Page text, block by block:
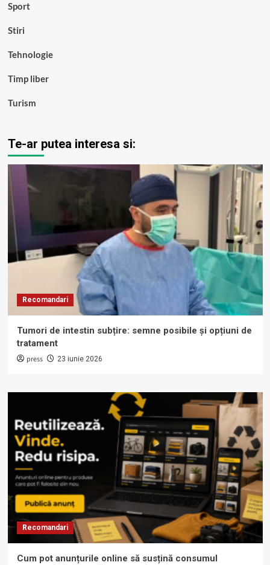
Sport
Stiri
Tehnologie
Timp liber
Turism
Te-ar putea interesa si:
Recomandari
Tumori de intestin subțire: semne posibile și opțiuni de
tratament
press 23 iunie 2026
Recomandari
Cum pot anunțurile online să susțină consumul